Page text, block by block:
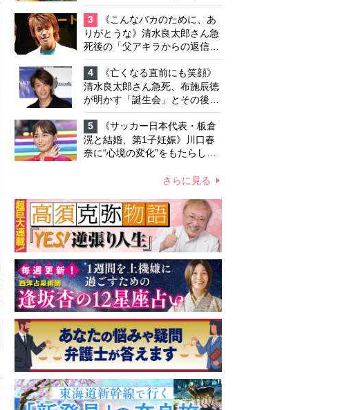
私生活をサポートしていた元俳
優が相続か
3
《こんなバカのために、あ
りがとうな》清水良太郎さん急
死後の「父アキラからの返信」
布施辰徳が涙で明かす「順番が
違う」
4
《亡くなる直前にも笑顔》
清水良太郎さん急死、布施辰徳
が明かす「誕生会」とその後の
メッセージ
5
《サッカー日本代表・板倉
滉と結婚、第1子妊娠》川口春
奈に“心境の変化”をもたらした
って「がんに蝕まれる母」を演
さらに見る